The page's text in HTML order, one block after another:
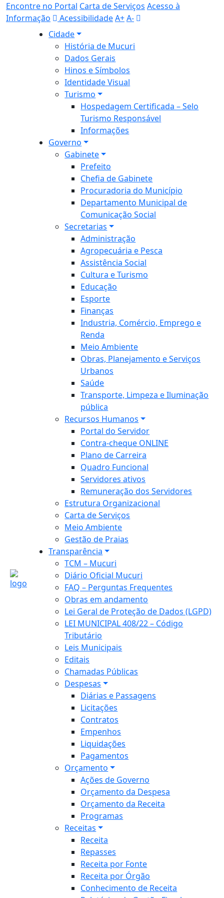
Encontre no Portal Carta de Serviços Acesso à
Informação
AcessibilidadeA+A-
Cidade
História de Mucuri
Dados Gerais
Hinos e Símbolos
Identidade Visual
Turismo
Hospedagem Certificada – Selo
Turismo Responsável
Informações
Governo
Gabinete
Prefeito
Chefia de Gabinete
Procuradoria do Município
Departamento Municipal de
Comunicação Social
Secretarias
Administração
Agropecuária e Pesca
Assistência Social
Cultura e Turismo
Educação
Esporte
Finanças
Industria, Comércio, Emprego e
Renda
Meio Ambiente
Obras, Planejamento e Serviços
Urbanos
Saúde
Transporte, Limpeza e Iluminação
pública
Recursos Humanos
Portal do Servidor
Contra-cheque ONLINE
Plano de Carreira
Quadro Funcional
Servidores ativos
Remuneração dos Servidores
Estrutura Organizacional
Carta de Serviços
Meio Ambiente
Gestão de Praias
Transparência
TCM – Mucuri
Diário Oficial Mucuri
FAQ – Perguntas Frequentes
Obras em andamento
Lei Geral de Proteção de Dados (LGPD)
LEI MUNICIPAL 408/22 – Código
Tributário
Leis Municipais
Editais
Chamadas Públicas
Despesas
Diárias e Passagens
Licitações
Contratos
Empenhos
Liquidações
Pagamentos
Orçamento
Ações de Governo
Orçamento da Despesa
Orçamento da Receita
Programas
Receitas
Receita
Repasses
Receita por Fonte
Receita por Órgão
Conhecimento de Receita